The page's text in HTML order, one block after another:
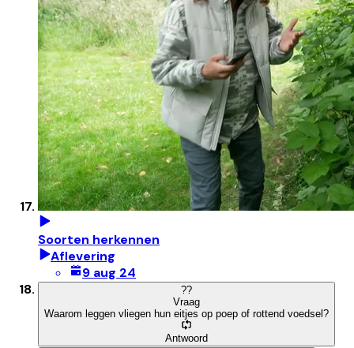
Soorten herkennen
Aflevering
9 aug 24
??
Vraag
Waarom leggen vliegen hun eitjes op poep of rottend voedsel?
Antwoord